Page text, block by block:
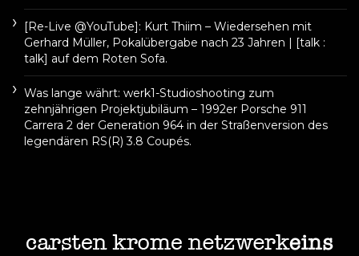
[Re-Live @YouTube]: Kurt Thiim – Wiedersehen mit
Gerhard Müller, Pokalübergabe nach 23 Jahren | [talk :
talk] auf dem Roten Sofa.
Was lange währt: werk1-Studioshooting zum
zehnjährigen Projektjubiläum – 1992er Porsche 911
Carrera 2 der Generation 964 in der Straßenversion des
legendären RS(R) 3.8 Coupés.